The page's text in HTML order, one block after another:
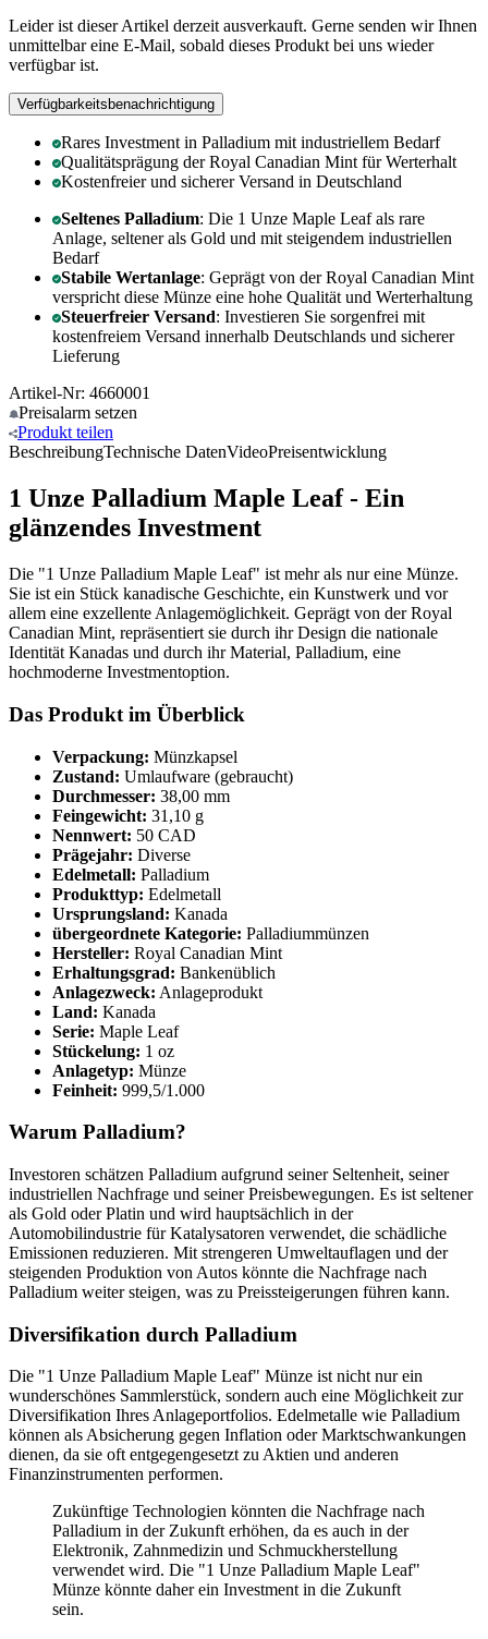
Leider ist dieser Artikel derzeit ausverkauft. Gerne senden wir Ihnen
unmittelbar eine E-Mail, sobald dieses Produkt bei uns wieder
verfügbar ist.
Verfügbarkeitsbenachrichtigung
Rares Investment in Palladium mit industriellem Bedarf
Qualitätsprägung der Royal Canadian Mint für Werterhalt
Kostenfreier und sicherer Versand in Deutschland
Seltenes Palladium: Die 1 Unze Maple Leaf als rare
Anlage, seltener als Gold und mit steigendem industriellen
Bedarf
Stabile Wertanlage: Geprägt von der Royal Canadian Mint
verspricht diese Münze eine hohe Qualität und Werterhaltung
Steuerfreier Versand: Investieren Sie sorgenfrei mit
kostenfreiem Versand innerhalb Deutschlands und sicherer
Lieferung
Artikel-Nr: 4660001
Preisalarm setzen
Produkt teilen
BeschreibungTechnische DatenVideoPreisentwicklung
1 Unze Palladium Maple Leaf - Ein
glänzendes Investment
Die "1 Unze Palladium Maple Leaf" ist mehr als nur eine Münze.
Sie ist ein Stück kanadische Geschichte, ein Kunstwerk und vor
allem eine exzellente Anlagemöglichkeit. Geprägt von der Royal
Canadian Mint, repräsentiert sie durch ihr Design die nationale
Identität Kanadas und durch ihr Material, Palladium, eine
hochmoderne Investmentoption.
Das Produkt im Überblick
Verpackung: Münzkapsel
Zustand: Umlaufware (gebraucht)
Durchmesser: 38,00 mm
Feingewicht: 31,10 g
Nennwert: 50 CAD
Prägejahr: Diverse
Edelmetall: Palladium
Produkttyp: Edelmetall
Ursprungsland: Kanada
übergeordnete Kategorie: Palladiummünzen
Hersteller: Royal Canadian Mint
Erhaltungsgrad: Bankenüblich
Anlagezweck: Anlageprodukt
Land: Kanada
Serie: Maple Leaf
Stückelung: 1 oz
Anlagetyp: Münze
Feinheit: 999,5/1.000
Warum Palladium?
Investoren schätzen Palladium aufgrund seiner Seltenheit, seiner
industriellen Nachfrage und seiner Preisbewegungen. Es ist seltener
als Gold oder Platin und wird hauptsächlich in der
Automobilindustrie für Katalysatoren verwendet, die schädliche
Emissionen reduzieren. Mit strengeren Umweltauflagen und der
steigenden Produktion von Autos könnte die Nachfrage nach
Palladium weiter steigen, was zu Preissteigerungen führen kann.
Diversifikation durch Palladium
Die "1 Unze Palladium Maple Leaf" Münze ist nicht nur ein
wunderschönes Sammlerstück, sondern auch eine Möglichkeit zur
Diversifikation Ihres Anlageportfolios. Edelmetalle wie Palladium
können als Absicherung gegen Inflation oder Marktschwankungen
dienen, da sie oft entgegengesetzt zu Aktien und anderen
Finanzinstrumenten performen.
Zukünftige Technologien könnten die Nachfrage nach
Palladium in der Zukunft erhöhen, da es auch in der
Elektronik, Zahnmedizin und Schmuckherstellung
verwendet wird. Die "1 Unze Palladium Maple Leaf"
Münze könnte daher ein Investment in die Zukunft
sein.